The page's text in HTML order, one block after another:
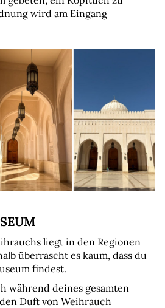
wird am Eingang
liegt in den Regionen
überrascht es kaum, dass du
findest.
während deines gesamten
Duft von Weihrauch